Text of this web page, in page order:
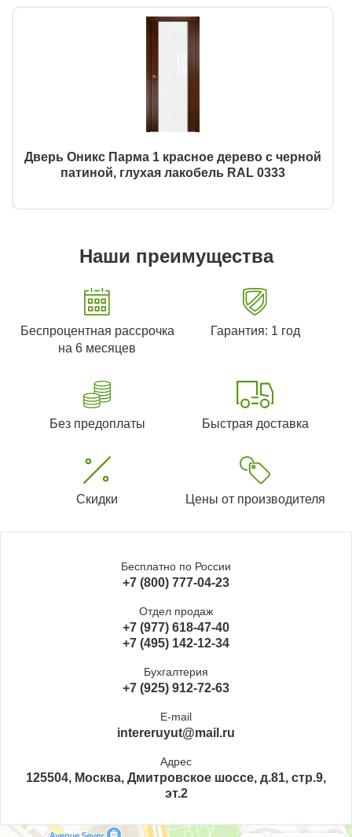
Дверь Оникс Парма 1 красное дерево с черной
патиной, глухая лакобель RAL 0333
Наши преимущества
Беспроцентная рассрочка
на 6 месяцев
Гарантия: 1 год
Без предоплаты Быстрая доставка
Скидки Цены от производителя
Бесплатно по России
+7 (800) 777-04-23
Отдел продаж
+7 (977) 618-47-40
+7 (495) 142-12-34
Бухгалтерия
+7 (925) 912-72-63
E-mail
intereruyut@mail.ru
Адрес
125504, Москва, Дмитровское шоссе, д.81, стр.9,
эт.2